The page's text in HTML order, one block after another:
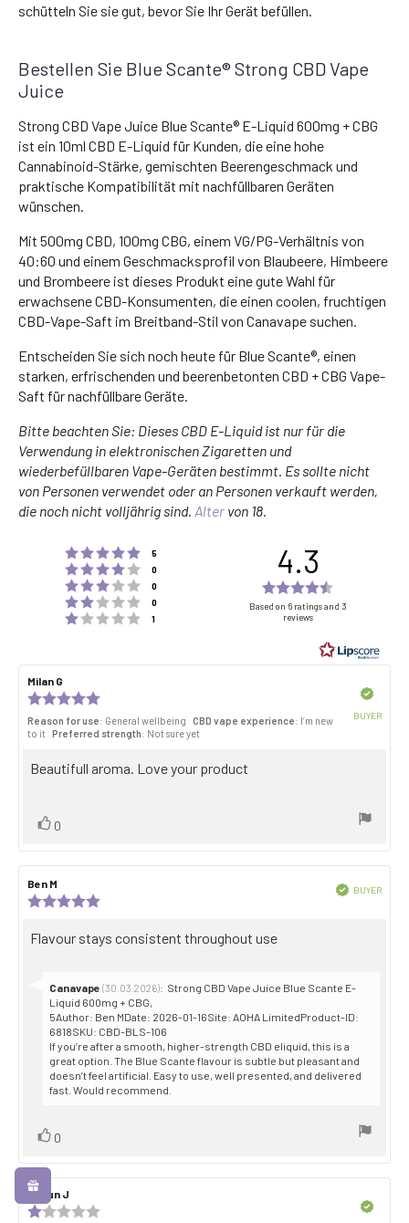
schütteln Sie sie gut, bevor Sie Ihr Gerät befüllen.
Bestellen Sie Blue Scante® Strong CBD Vape
Juice
Strong CBD Vape Juice Blue Scante® E-Liquid 600mg + CBG
ist ein 10ml CBD E-Liquid für Kunden, die eine hohe
Cannabinoid-Stärke, gemischten Beerengeschmack und
praktische Kompatibilität mit nachfüllbaren Geräten
wünschen.
Mit 500mg CBD, 100mg CBG, einem VG/PG-Verhältnis von
40:60 und einem Geschmacksprofil von Blaubeere, Himbeere
und Brombeere ist dieses Produkt eine gute Wahl für
erwachsene CBD-Konsumenten, die einen coolen, fruchtigen
CBD-Vape-Saft im Breitband-Stil von Canavape suchen.
Entscheiden Sie sich noch heute für Blue Scante®, einen
starken, erfrischenden und beerenbetonten CBD + CBG Vape-
Saft für nachfüllbare Geräte.
Bitte beachten Sie: Dieses CBD E-Liquid ist nur für die
Verwendung in elektronischen Zigaretten und
wiederbefüllbaren Vape-Geräten bestimmt. Es sollte nicht
von Personen verwendet oder an Personen verkauft werden,
die noch nicht volljährig sind. Alter von 18.
Rating 5 out of 5 stars
5
Rating 4 out of 5 stars
0
Rating 3 out of 5 stars
0
Rating 2 out of 5 stars
0
Rating 1 out of 5 stars
1
4.3
4.3
of
5
stars
Based on 6 ratings and 3
reviews
Review
author:
Milan G
date:
5.0
out
5
Reason for use: General wellbeing CBD vape experience: I’m new
to it
Preferred strength: Not sure yet
BUYER
Review
Beautifull aroma. Love your product
Vote
0
Review
author:
Ben M
date:
out
stars
BUYER
Review
Flavour stays consistent throughout use
Reply
from:
Canavape (30.03.2026): Strong CBD Vape Juice Blue Scante E-
Liquid 600mg + CBG,
5Author: Ben MDate: 2026-01-16Site: AOHA LimitedProduct-ID:
6818SKU: CBD-BLS-106
If you’re after a smooth, higher-strength CBD eliquid, this is a
great option. The Blue Scante flavour is subtle but pleasant and
doesn’t feel artificial. Easy to use, well presented, and delivered
fast. Would recommend.
Vote
0
Review
author:
Shaun J
date: